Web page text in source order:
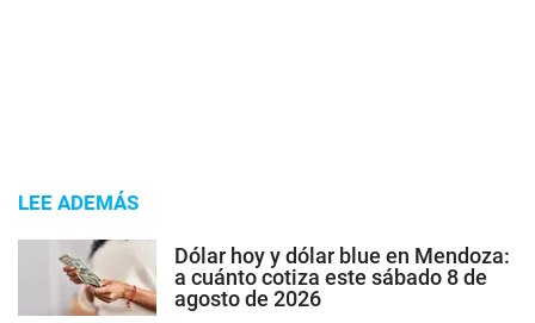
LEE ADEMÁS
Dólar hoy y dólar blue en Mendoza:
a cuánto cotiza este sábado 8 de
agosto de 2026